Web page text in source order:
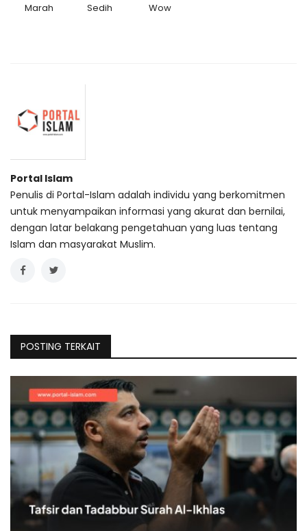
Marah Sedih Wow
Portal Islam
Penulis di Portal-Islam adalah individu yang berkomitmen
untuk menyampaikan informasi yang akurat dan bernilai,
dengan latar belakang pengetahuan yang luas tentang
Islam dan masyarakat Muslim.
POSTING TERKAIT